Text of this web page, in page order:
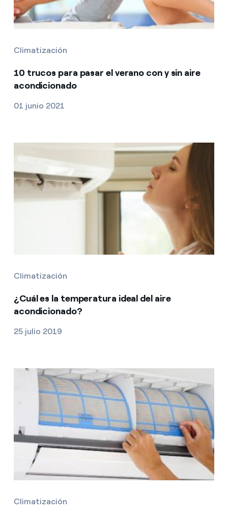
Climatización
10 trucos para pasar el verano con y sin aire
acondicionado
01 junio 2021
Climatización
¿Cuál es la temperatura ideal del aire
acondicionado?
25 julio 2019
Climatización